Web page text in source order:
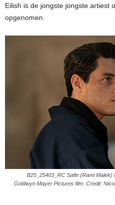
Eilish is de jongste jongste artiest
opgenomen.
B25_25403_RC Safin (Rami
Goldwyn Mayer Pictures film. Credit: